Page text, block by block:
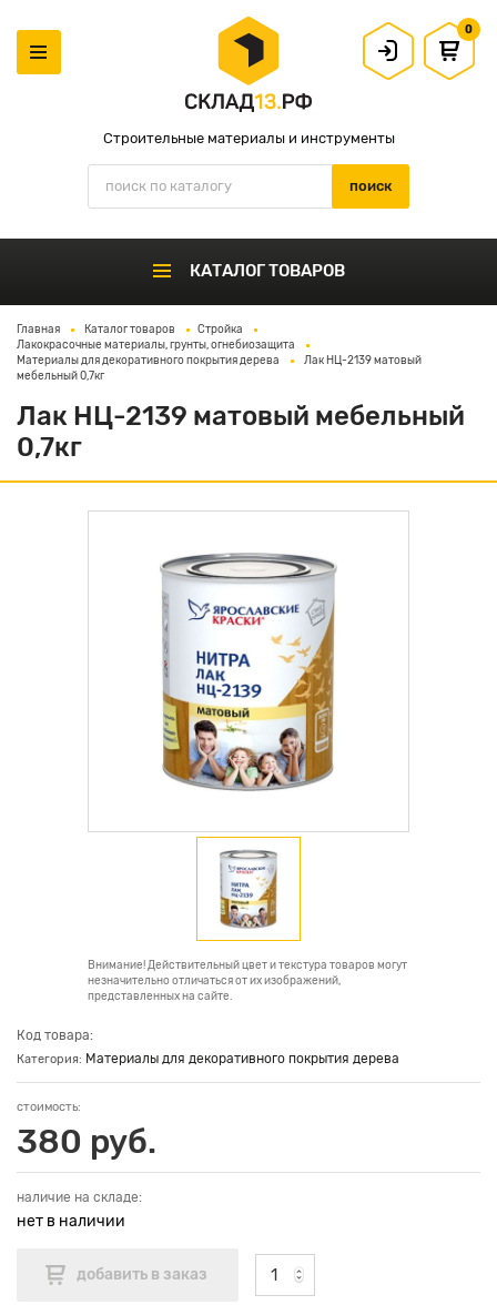
Строительные материалы и инструменты
0
КАТАЛОГ ТОВАРОВ
Главная Каталог товаров
Стройка
Лакокрасочные материалы, грунты, огнебиозащита
Материалы для декоративного покрытия дерева
Лак НЦ-2139 матовый
мебельный 0,7кг
Лак НЦ-2139 матовый мебельный
0,7кг
Внимание! Действительный цвет и текстура товаров могут
незначительно отличаться от их изображений,
представленных на сайте.
Код товара:
Категория: Материалы для декоративного покрытия дерева
стоимость:
380 руб.
наличие на складе:
нет в наличии